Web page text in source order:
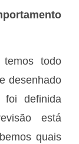
temos todo
desenhado
definida
está
quais